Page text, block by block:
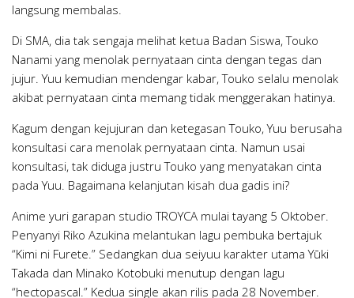
langsung membalas.
Di SMA, dia tak sengaja melihat ketua Badan Siswa, Touko
Nanami yang menolak pernyataan cinta dengan tegas dan
jujur. Yuu kemudian mendengar kabar, Touko selalu menolak
akibat pernyataan cinta memang tidak menggerakan hatinya.
Kagum dengan kejujuran dan ketegasan Touko, Yuu berusaha
konsultasi cara menolak pernyataan cinta. Namun usai
konsultasi, tak diduga justru Touko yang menyatakan cinta
pada Yuu. Bagaimana kelanjutan kisah dua gadis ini?
Anime yuri garapan studio TROYCA mulai tayang 5 Oktober.
Penyanyi Riko Azukina melantukan lagu pembuka bertajuk
“Kimi ni Furete.” Sedangkan dua seiyuu karakter utama Yūki
Takada dan Minako Kotobuki menutup dengan lagu
“hectopascal.” Kedua single akan rilis pada 28 November.